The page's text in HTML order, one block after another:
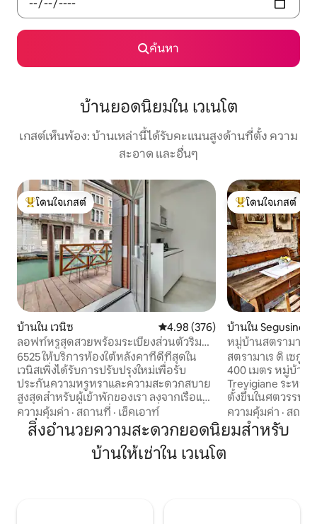
ค้นหา
บ้านยอดนิยมใน เวเนโต
เกสต์เห็นพ้อง: บ้านเหล่านี้ได้รับคะแนนสูงด้านที่ตั้ง ความ
สะอาด และอื่นๆ
โดนใจเกสต์ที่สุด
โดนใจเกสต์
บ้านใน เวนิซ คะแนนเฉลี่ย 4.98 จาก 5, 376 รีวิว
4.98 (376)
ลอฟท์หรูสุดสวยพร้อมระเบียงส่วนตัวริม
คลอง
6525 ให้บริการห้องใต้หลังคาที่ดีที่สุดใน
เวนิสเพิ่งได้รับการปรับปรุงใหม่เพื่อรับ
ประกันความหรูหราและความสะดวกสบาย
สูงสุดสำหรับผู้เข้าพักของเรา ลงจากเรือและ
เข้าบ้านได้ด้วยระเบียงส่วนตัวที่สวยงามที่มี
พื้นที่สำหรับรับประทานอาหารค่ำหรือ
ค็อกเทลพร้อมชมพระอาทิตย์ตกดิน คุณ
สามารถไปถึงเรียล์โตหรือซานมาร์โกได้ใน
ความคุ้มค่า · สถานที่ · เช็คเอาท์
โดนใจเกสต์ที่สุด
โดนใจเกสต์
บ้านใน Segusino
หมู่บ้านสตรามาเร
และเซกูซิโน
สตรามาเร ดิ เซกูซิ
400 เมตร หมู่บ้าน
Trevigiane ระหว่า
ตั้งขึ้นในศตวรรษที่
ทำอาชีพขายถ่าน
ไม้ อยู่ใจกลางควา
ทีจากวัลโดบบีอาเด
ความคุ้มค่า · สถาน
สิ่งอำนวยความสะดวกยอดนิยมสำหรับ
บ้านให้เช่าใน เวเนโต